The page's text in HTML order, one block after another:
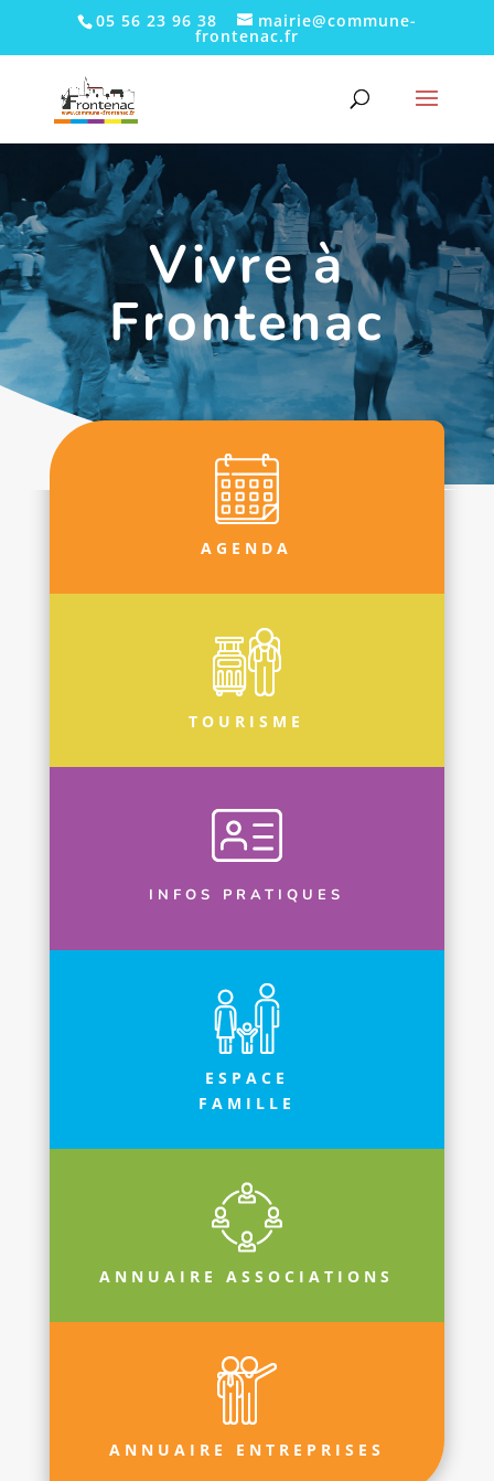
05 56 23 96 38 mairie@commune-
frontenac.fr
Vivre à
Frontenac
AGENDA
TOURISME
INFOS PRATIQUES
ESPACE
FAMILLE
ANNUAIRE ASSOCIATIONS
ANNUAIRE ENTREPRISES